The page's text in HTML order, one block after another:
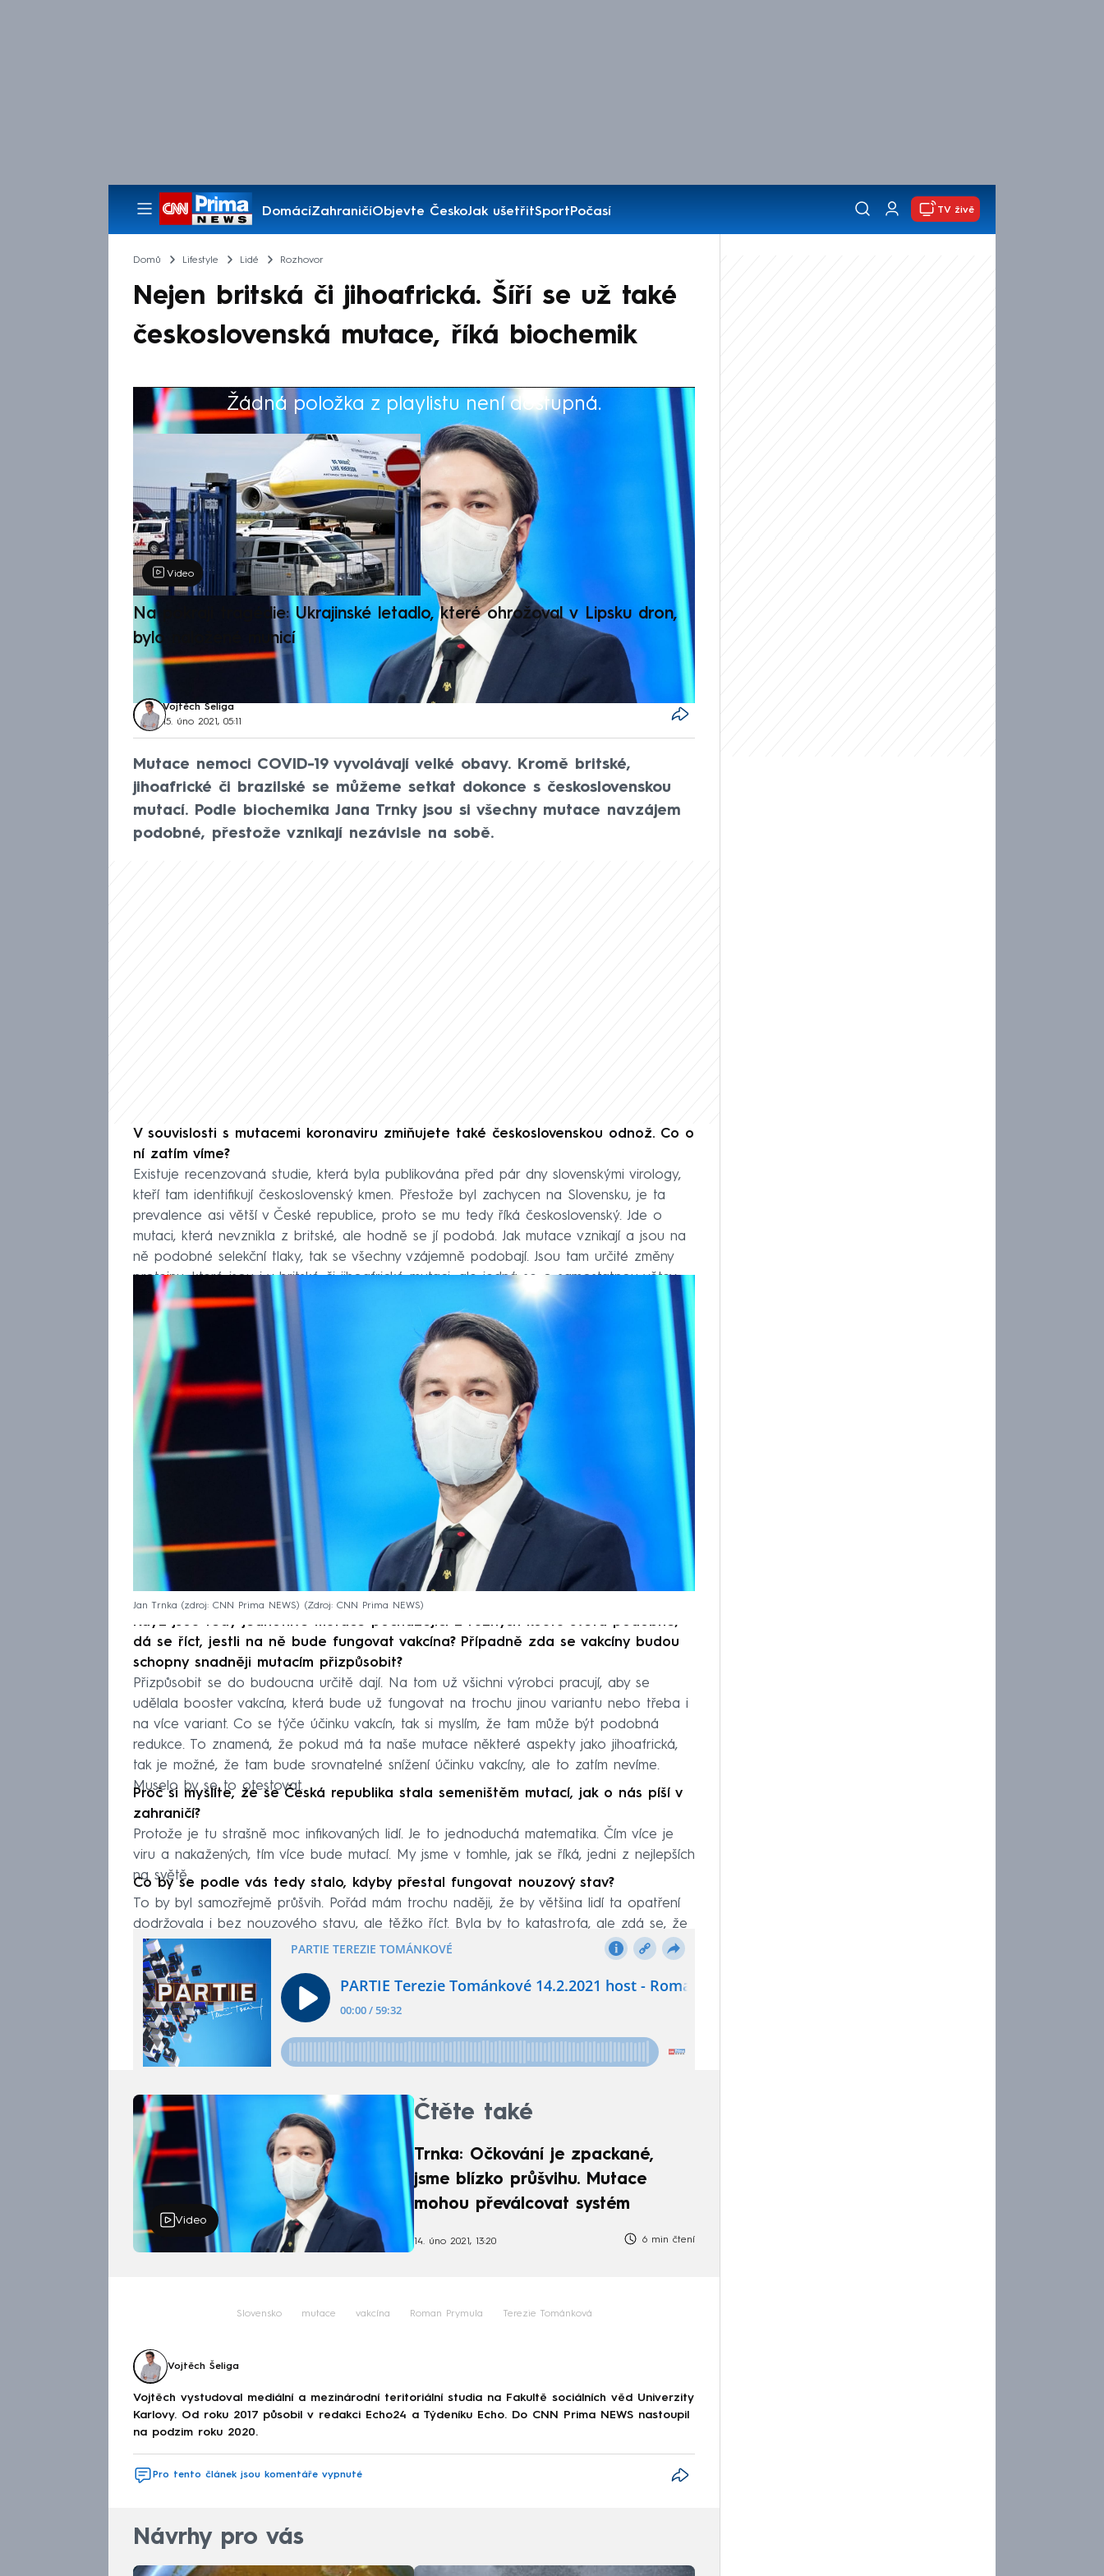
DomácíZahraničíObjevte ČeskoJak ušetřitSportPočasí
Pořady
TV živě
Domů Lifestyle Lidé Rozhovor
Nejen britská či jihoafrická. Šíří se už také
československá mutace, říká biochemik
Žádná položka z playlistu není dostupná.
Výběr redakce
Video
Na pokraji tragédie: Ukrajinské letadlo, které ohrožoval v Lipsku dron,
bylo naložené municí
Vojtěch Šeliga
15. úno 2021, 05:11
Mutace nemoci COVID-19 vyvolávají velké obavy. Kromě britské,
jihoafrické či brazilské se můžeme setkat dokonce s československou
mutací. Podle biochemika Jana Trnky jsou si všechny mutace navzájem
podobné, přestože vznikají nezávisle na sobě.
V souvislosti s mutacemi koronaviru zmiňujete také československou odnož. Co o
ní zatím víme?
Existuje recenzovaná studie, která byla publikována před pár dny slovenskými virology,
kteří tam identifikují československý kmen. Přestože byl zachycen na Slovensku, je ta
prevalence asi větší v České republice, proto se mu tedy říká československý. Jde o
mutaci, která nevznikla z britské, ale hodně se jí podobá. Jak mutace vznikají a jsou na
ně podobné selekční tlaky, tak se všechny vzájemně podobají. Jsou tam určité změny
proteinu, které jsou i v britské či jihoafrické mutaci, ale jedná se o samostatnou větev.
Jan Trnka (zdroj: CNN Prima NEWS) Zdroj: CNN Prima NEWS
Když jsou tedy jednotlivé mutace pocházející z různých koutů světa podobné,
dá se říct, jestli na ně bude fungovat vakcína? Případně zda se vakcíny budou
schopny snadněji mutacím přizpůsobit?
Přizpůsobit se do budoucna určitě dají. Na tom už všichni výrobci pracují, aby se
udělala booster vakcína, která bude už fungovat na trochu jinou variantu nebo třeba i
na více variant. Co se týče účinku vakcín, tak si myslím, že tam může být podobná
redukce. To znamená, že pokud má ta naše mutace některé aspekty jako jihoafrická,
tak je možné, že tam bude srovnatelné snížení účinku vakcíny, ale to zatím nevíme.
Muselo by se to otestovat.
Proč si myslíte, že se Česká republika stala semeništěm mutací, jak o nás píší v
zahraničí?
Protože je tu strašně moc infikovaných lidí. Je to jednoduchá matematika. Čím více je
viru a nakažených, tím více bude mutací. My jsme v tomhle, jak se říká, jedni z nejlepších
na světě.
Co by se podle vás tedy stalo, kdyby přestal fungovat nouzový stav?
To by byl samozřejmě průšvih. Pořád mám trochu naději, že by většina lidí ta opatření
dodržovala i bez nouzového stavu, ale těžko říct. Byla by to katastrofa, ale zdá se, že
se to zažehnalo.
Video
Čtěte také
Trnka: Očkování je zpackané,
jsme blízko průšvihu. Mutace
mohou převálcovat systém
14. úno 2021, 13:20 6 min čtení
Slovensko mutace vakcína Roman Prymula Terezie Tománková
Vojtěch Šeliga
Vojtěch vystudoval mediální a mezinárodní teritoriální studia na Fakultě sociálních věd Univerzity
Karlovy. Od roku 2017 působil v redakci Echo24 a Týdeníku Echo. Do CNN Prima NEWS nastoupil
na podzim roku 2020.
Pro tento článek jsou komentáře vypnuté
Návrhy pro vás